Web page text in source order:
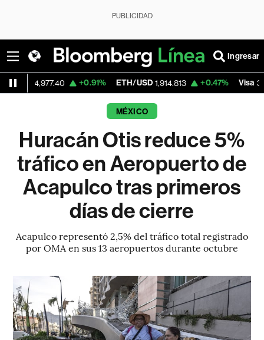
PUBLICIDAD
Ingresar
+0.91% ETH/USD 1,914.813 +0.47% Visa 370.47
MÉXICO
Huracán Otis reduce 5%
tráfico en Aeropuerto de
Acapulco tras primeros
días de cierre
Acapulco representó 2,5% del tráfico total registrado
por OMA en sus 13 aeropuertos durante octubre